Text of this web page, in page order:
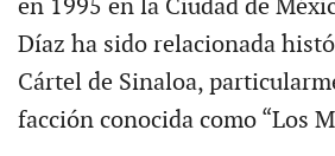
en 1995 en la Ciudad de
Díaz ha sido relacionada
Cártel de Sinaloa,
facción conocida como “Los